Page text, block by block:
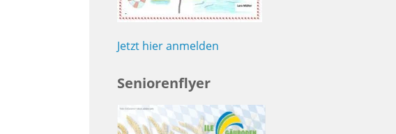
Jetzt hier anmelden
Seniorenflyer